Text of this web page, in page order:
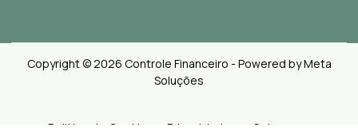
Copyright © 2026 Controle Financeiro - Powered by Meta
Soluções
Politica de Cookies e Privacidades Sobre nos